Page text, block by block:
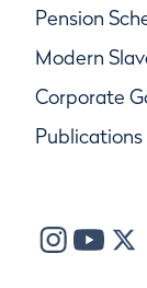
Pension
Modern
Corporate
Publications